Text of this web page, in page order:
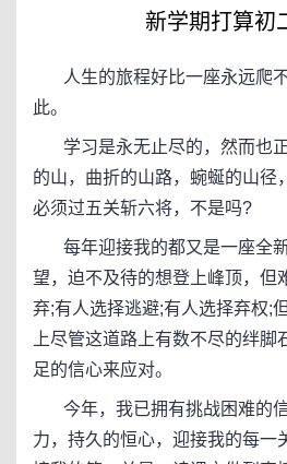
新学期打算初
人生的旅程好比一座永远爬
此。
学习是永无止尽的，然而也
的山，曲折的山路，蜿蜒的山径
必须过五关斩六将，不是吗?
每年迎接我的都又是一座全
望，迫不及待的想登上峰顶，但
弃;有人选择逃避;有人选择弃权;
上尽管这道路上有数不尽的绊
足的信心来应对。
今年，我已拥有挑战困难的
力，持久的恒心，迎接我的每一